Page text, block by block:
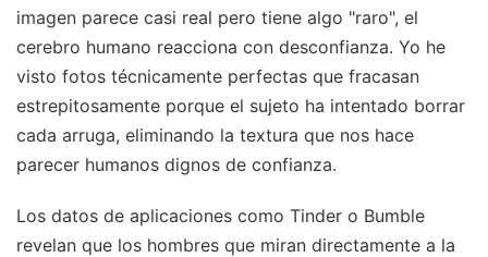
imagen parece casi real pero tiene algo "raro", el
cerebro humano reacciona con desconfianza. Yo he
visto fotos técnicamente perfectas que fracasan
estrepitosamente porque el sujeto ha intentado borrar
cada arruga, eliminando la textura que nos hace
parecer humanos dignos de confianza.
Los datos de aplicaciones como Tinder o Bumble
revelan que los hombres que miran directamente a la